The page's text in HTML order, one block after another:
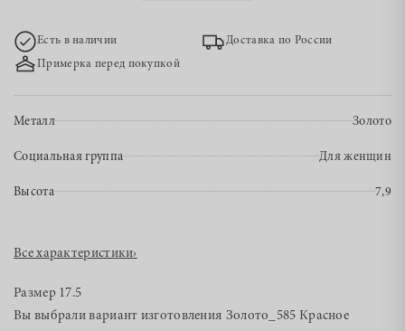
Есть в наличии
Доставка по России
Примерка перед покупкой
Металл Золото
Социальная группа Для женщин
Высота 7,9
Все характеристики›
Размер 17.5
Вы выбрали вариант изготовления Золото_585 Красное